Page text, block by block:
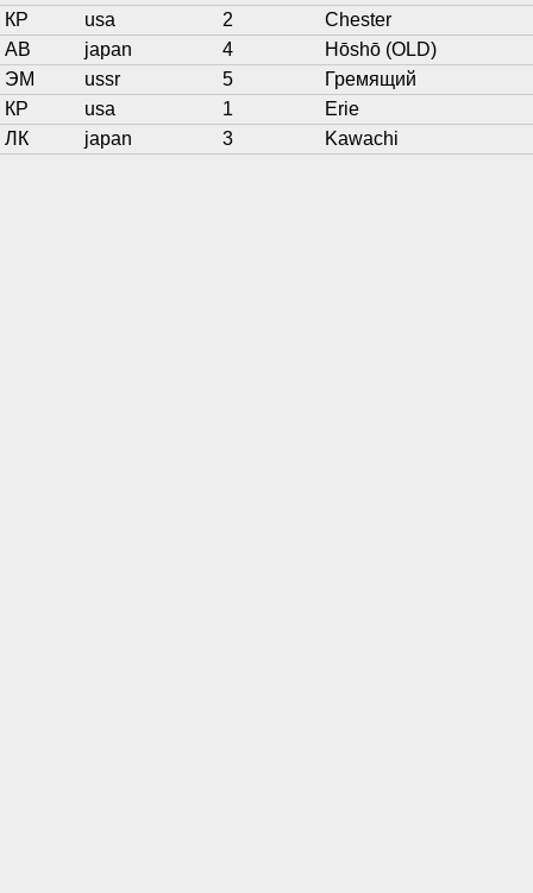
КР
usa 2
Chester
АВ
japan 4
Hōshō (OLD)
ЭМ
ussr 5
Гремящий
КР
usa 1
Erie
ЛК
japan 3 Kawachi